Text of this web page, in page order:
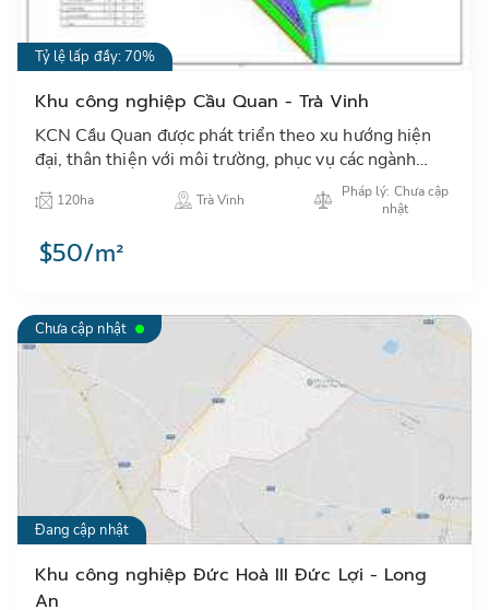
Tỷ lệ lấp đầy: 70%
Khu công nghiệp Cầu Quan - Trà Vinh
KCN Cầu Quan được phát triển theo xu hướng hiện
đại, thân thiện với môi trường, phục vụ các ngành
công nghiệp nhẹ, điện tử và các ngành công nghệ cao
có liên qu…
120ha Trà Vinh
Pháp lý: Chưa cập
nhật
$50/m²
Chưa cập nhật
Đang cập nhật
Khu công nghiệp Đức Hoà III Đức Lợi - Long
An